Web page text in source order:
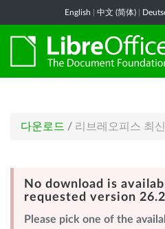
English 中文 (简体)
다운로드 / 리브레오피스 최
No download is
requested version
Please pick one of the